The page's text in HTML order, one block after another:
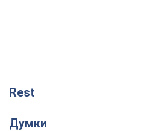
Rest
Думки